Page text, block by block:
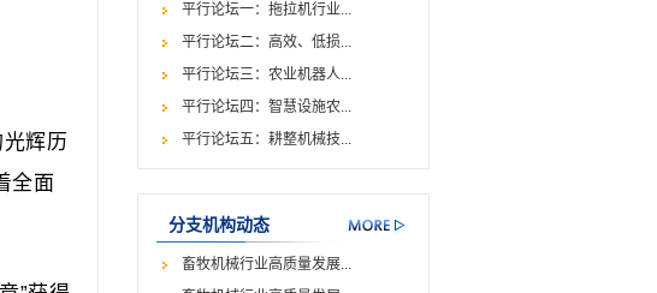
辉历
全面
平行论坛一：拖拉机行业...
平行论坛二：高效、低损...
平行论坛三：农业机器人...
平行论坛四：智慧设施农...
平行论坛五：耕整机械技...
分支机构动态
畜牧机械行业高质量发展...